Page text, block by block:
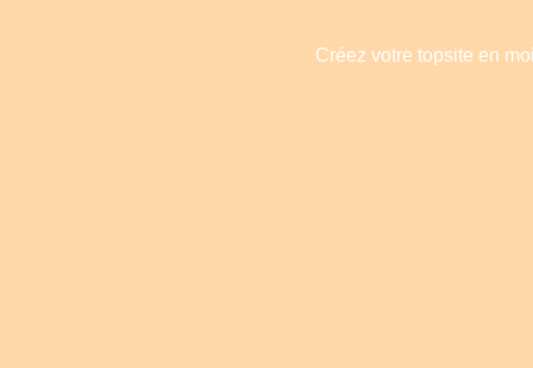
Créez votre topsite en